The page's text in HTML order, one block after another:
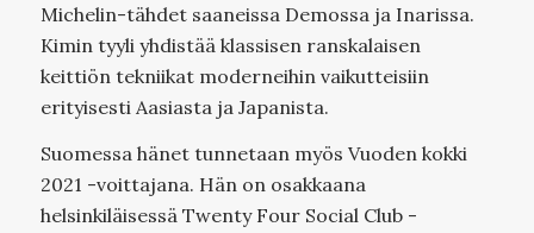
Michelin-tähdet saaneissa Demossa ja Inarissa.
Kimin tyyli yhdistää klassisen ranskalaisen
keittiön tekniikat moderneihin vaikutteisiin
erityisesti Aasiasta ja Japanista.
Suomessa hänet tunnetaan myös Vuoden kokki
2021 -voittajana. Hän on osakkaana
helsinkiläisessä Twenty Four Social Club -